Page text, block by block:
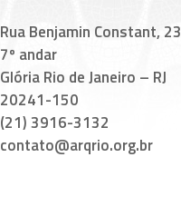
Rua Benjamin Constant, 23
7º andar
Glória Rio de Janeiro – RJ
20241-150
(21) 3916-3132
contato@arqrio.org.br